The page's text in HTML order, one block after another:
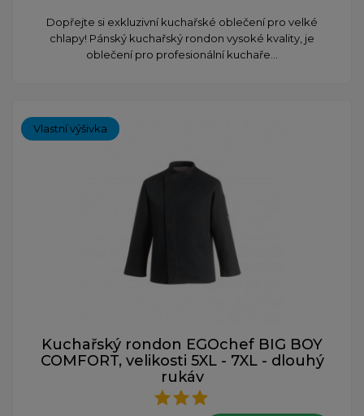
Dopřejte si exkluzivní kuchařské oblečení pro velké
chlapy! Pánský kuchařský rondon vysoké kvality, je
oblečení pro profesionální kuchaře...
Vlastní výšivka
Kuchařský rondon EGOchef BIG BOY
COMFORT, velikosti 5XL - 7XL - dlouhý
rukáv